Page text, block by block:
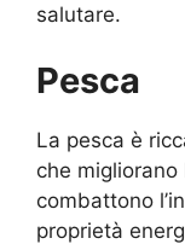
salutare.
Pesca
La pesca è
che migliorano
combattono
proprietà